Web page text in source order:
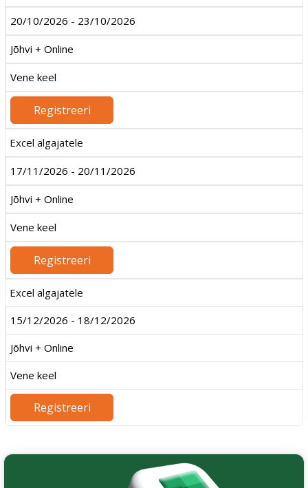
20/10/2026 - 23/10/2026
Jõhvi + Online
Vene keel
Registreeri
Excel algajatele
17/11/2026 - 20/11/2026
Jõhvi + Online
Vene keel
Registreeri
Excel algajatele
15/12/2026 - 18/12/2026
Jõhvi + Online
Vene keel
Registreeri